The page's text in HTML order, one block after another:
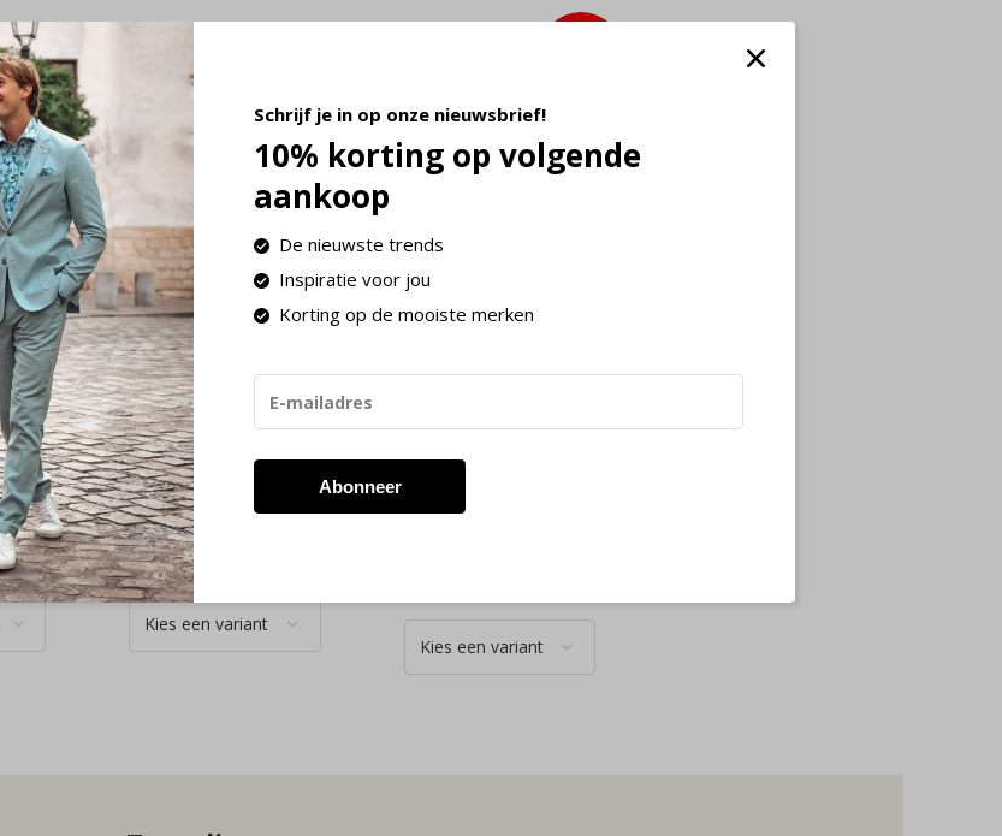
Tommy Hilfiger
Flip Flop Slippers
Flag Padded Strap
Black
(FM0FM05801 -
BDS)
€ 44,90
Deliverytime
Beach Sandal
Navy
Schrijf je in op onze nieuwsbrief!
10% korting op volgende
aankoop
De nieuwste trends
Inspiratie voor jou
Korting op de mooiste merken
Abonneer